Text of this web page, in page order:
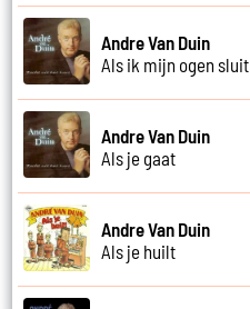
Andre Van Duin
Als ik mijn ogen sluit
Andre Van Duin
Als je gaat
Andre Van Duin
Als je huilt